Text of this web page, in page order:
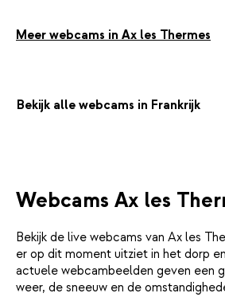
Meer webcams in Ax les Thermes
Bekijk alle webcams in Frankrijk
Webcams Ax les
Bekijk de live webcams van Ax les
er op dit moment uitziet in het dorp
actuele webcambeelden geven een
weer, de sneeuw en de